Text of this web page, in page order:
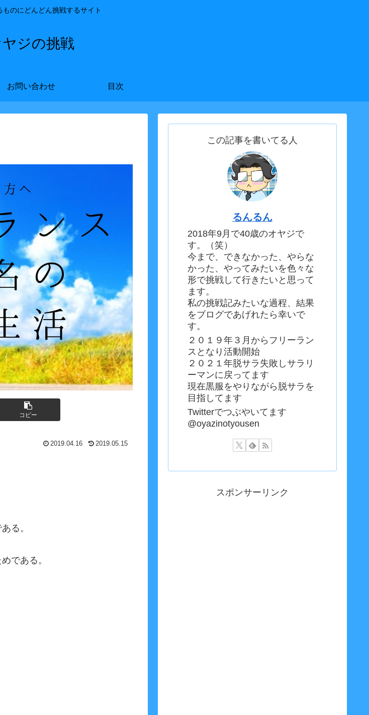
ものにどんどん挑戦するサイト
ヤジの挑戦
お問い合わせ 目次
コピー
2019.04.16 2019.05.15
る。
である。
この記事を書いてる人
るんるん
2018年9月で40歳のオヤジで
す。（笑）
今まで、できなかった、やらな
かった、やってみたいを色々な
形で挑戦して行きたいと思って
ます。
私の挑戦記みたいな過程、結果
をブログであげれたら幸いで
す。
２０１９年３月からフリーラン
スとなり活動開始
２０２１年脱サラ失敗しサラリ
ーマンに戻ってます
現在黒服をやりながら脱サラを
目指してます
Twitterでつぶやいてます
@oyazinotyousen
スポンサーリンク